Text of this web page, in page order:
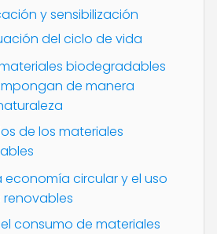
y sensibilización
del ciclo de vida
biodegradables
de manera
de los materiales
economía circular y el uso
consumo de materiales